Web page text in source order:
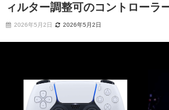
ィルター調整可のコントローラ
2026年5月2日 2026年5月2日